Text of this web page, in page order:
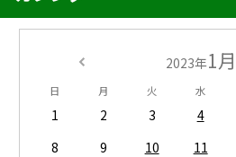
2023年1月
日 月 火 水
1 2 3 4
8
9 10 11